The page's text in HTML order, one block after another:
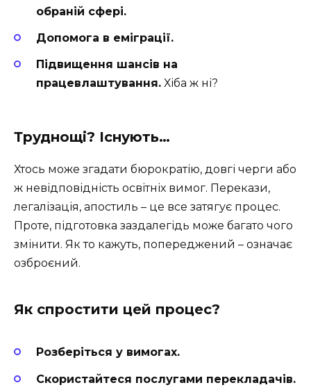
обраній сфері.
Допомога в еміграції.
Підвищення шансів на
працевлаштування. Хіба ж ні?
Труднощі? Існують…
Хтось може згадати бюрократію, довгі черги або
ж невідповідність освітніх вимог. Перекази,
легалізація, апостиль – це все затягує процес.
Проте, підготовка заздалегідь може багато чого
змінити. Як то кажуть, попереджений – означає
озброєний.
Як спростити цей процес?
Розберіться у вимогах.
Скористайтеся послугами перекладачів.